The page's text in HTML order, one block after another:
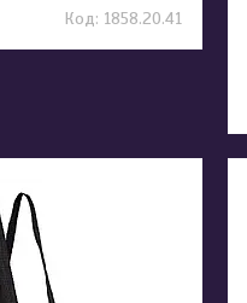
1858.20.41